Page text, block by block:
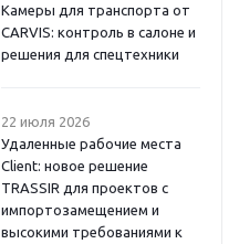
Камеры для транспорта от
CARVIS: контроль в салоне и
решения для спецтехники
22 июля 2026
Удаленные рабочие места
Client: новое решение
TRASSIR для проектов с
импортозамещением и
высокими требованиями к